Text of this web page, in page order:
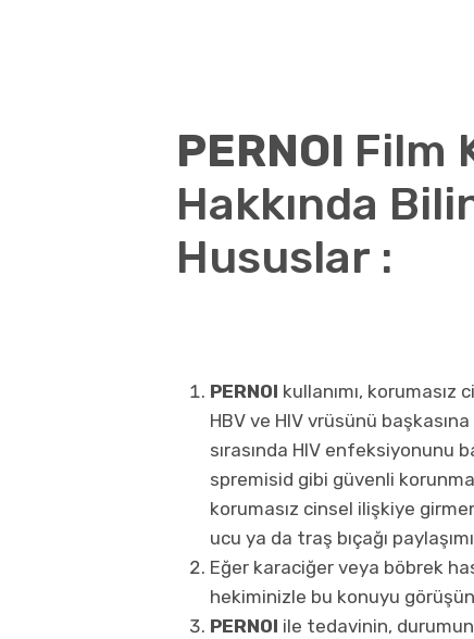
PERNOI Film
Hakkında
Hususlar :
PERNOI kullanımı,
HBV ve HIV vrüsünü
sırasında HIV enfeksiyonunu
spremisid gibi güvenli
korumasız cinsel ilişkiye
ucu ya da traş bıçağı
Eğer karaciğer veya böbrek
hekiminizle bu konuyu
PERNOI ile tedavinin,